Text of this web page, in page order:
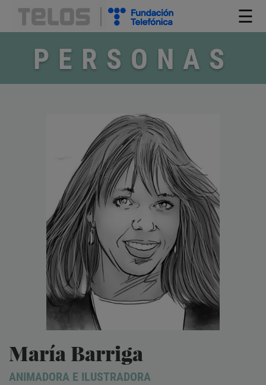
☰
PERSONAS
María Barriga
ANIMADORA E ILUSTRADORA